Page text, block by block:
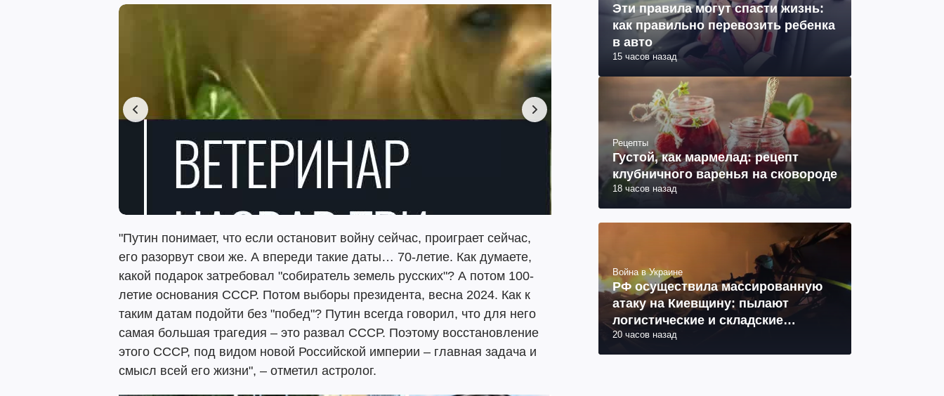
"Путин понимает, что если остановит войну сейчас, проиграет сейчас,
его разорвут свои же. А впереди такие даты… 70-летие. Как думаете,
какой подарок затребовал "собиратель земель русских"? А потом 100-
летие основания СССР. Потом выборы президента, весна 2024. Как к
таким датам подойти без "побед"? Путин всегда говорил, что для него
самая большая трагедия – это развал СССР. Поэтому восстановление
этого СССР, под видом новой Российской империи – главная задача и
смысл всей его жизни", – отметил астролог.
Эти правила могут спасти жизнь:
как правильно перевозить ребенка
в авто
15 часов назад
Рецепты
Густой, как мармелад: рецепт
клубничного варенья на сковороде
18 часов назад
Война в Украине
РФ осуществила массированную
атаку на Киевщину: пылают
логистические и складские
комплексы, 14 погибших, 27
раненых (фото, видео)
20 часов назад